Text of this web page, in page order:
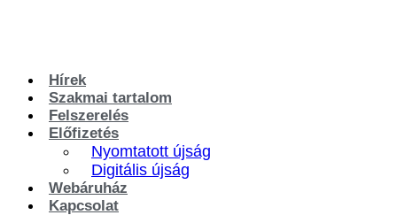
Hírek
Szakmai tartalom
Felszerelés
Előfizetés
Nyomtatott újság
Digitális újság
Webáruház
Kapcsolat